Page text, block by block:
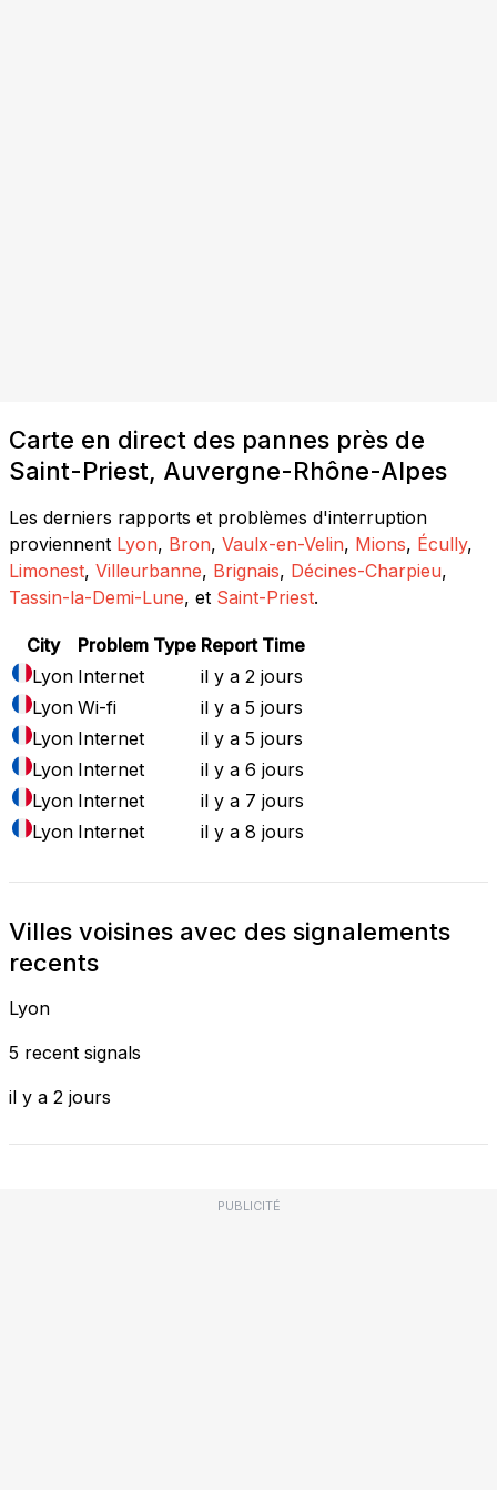
Carte en direct des pannes près de
Saint-Priest, Auvergne-Rhône-Alpes
Les derniers rapports et problèmes d'interruption
proviennent Lyon, Bron, Vaulx-en-Velin, Mions, Écully,
Limonest, Villeurbanne, Brignais, Décines-Charpieu,
Tassin-la-Demi-Lune, et Saint-Priest.
City Problem Type Report Time
Lyon Internet
il y a 2 jours
Lyon Wi-fi
il y a 5 jours
Lyon Internet
il y a 5 jours
Lyon Internet
il y a 6 jours
Lyon Internet
il y a 7 jours
Lyon Internet il y a 8 jours
Villes voisines avec des signalements
recents
Lyon
5 recent signals
il y a 2 jours
PUBLICITÉ